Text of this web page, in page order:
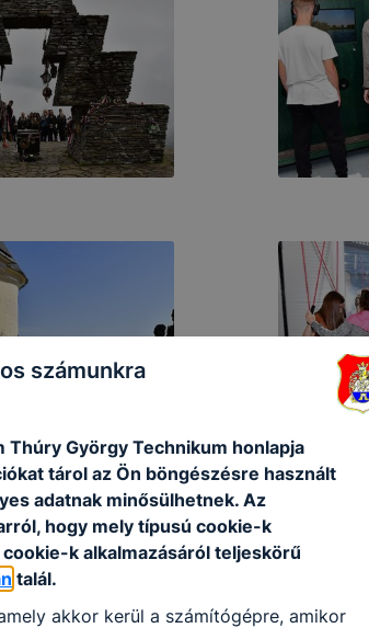
számunkra
Thúry György Technikum honlapja
tárol az Ön böngészésre használt
adatnak minősülhetnek. Az
hogy mely típusú cookie-k
k alkalmazásáról teljeskörű
talál.
akkor kerül a számítógépre, amikor